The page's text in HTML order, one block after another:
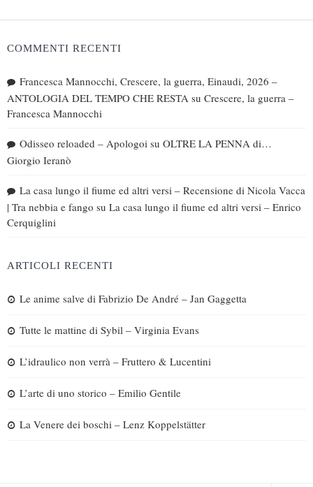
COMMENTI RECENTI
Francesca Mannocchi, Crescere, la guerra, Einaudi, 2026 –
ANTOLOGIA DEL TEMPO CHE RESTA su Crescere, la guerra –
Francesca Mannocchi
Odisseo reloaded – Apologoi su OLTRE LA PENNA di…
Giorgio Ieranò
La casa lungo il fiume ed altri versi – Recensione di Nicola Vacca
| Tra nebbia e fango su La casa lungo il fiume ed altri versi – Enrico
Cerquiglini
ARTICOLI RECENTI
Le anime salve di Fabrizio De André – Jan Gaggetta
Tutte le mattine di Sybil – Virginia Evans
L’idraulico non verrà – Fruttero & Lucentini
L’arte di uno storico – Emilio Gentile
La Venere dei boschi – Lenz Koppelstätter